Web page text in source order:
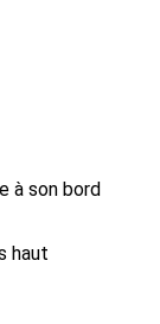
à son bord
haut